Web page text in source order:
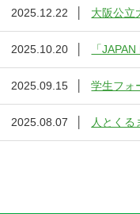
2025.12.22
2025.10.20 「
2025.09.15
2025.08.07